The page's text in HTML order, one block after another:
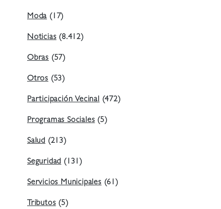
Moda(17)
Noticias(8.412)
Obras (57)
Otros (53)
Participación Vecinal(472)
Programas Sociales(5)
Salud (213)
Seguridad(131)
Servicios Municipales(61)
Tributos(5)